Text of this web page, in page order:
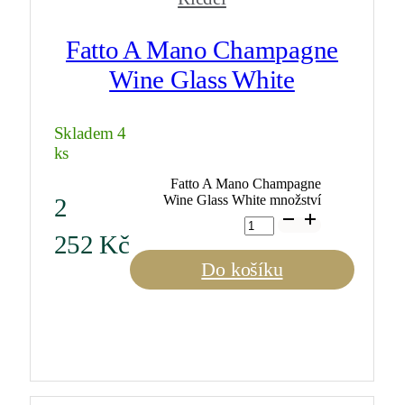
Fatto A Mano Champagne
Wine Glass White
Skladem 4
ks
2
252Kč
Fatto A Mano Champagne
Wine Glass White množství
Do košíku